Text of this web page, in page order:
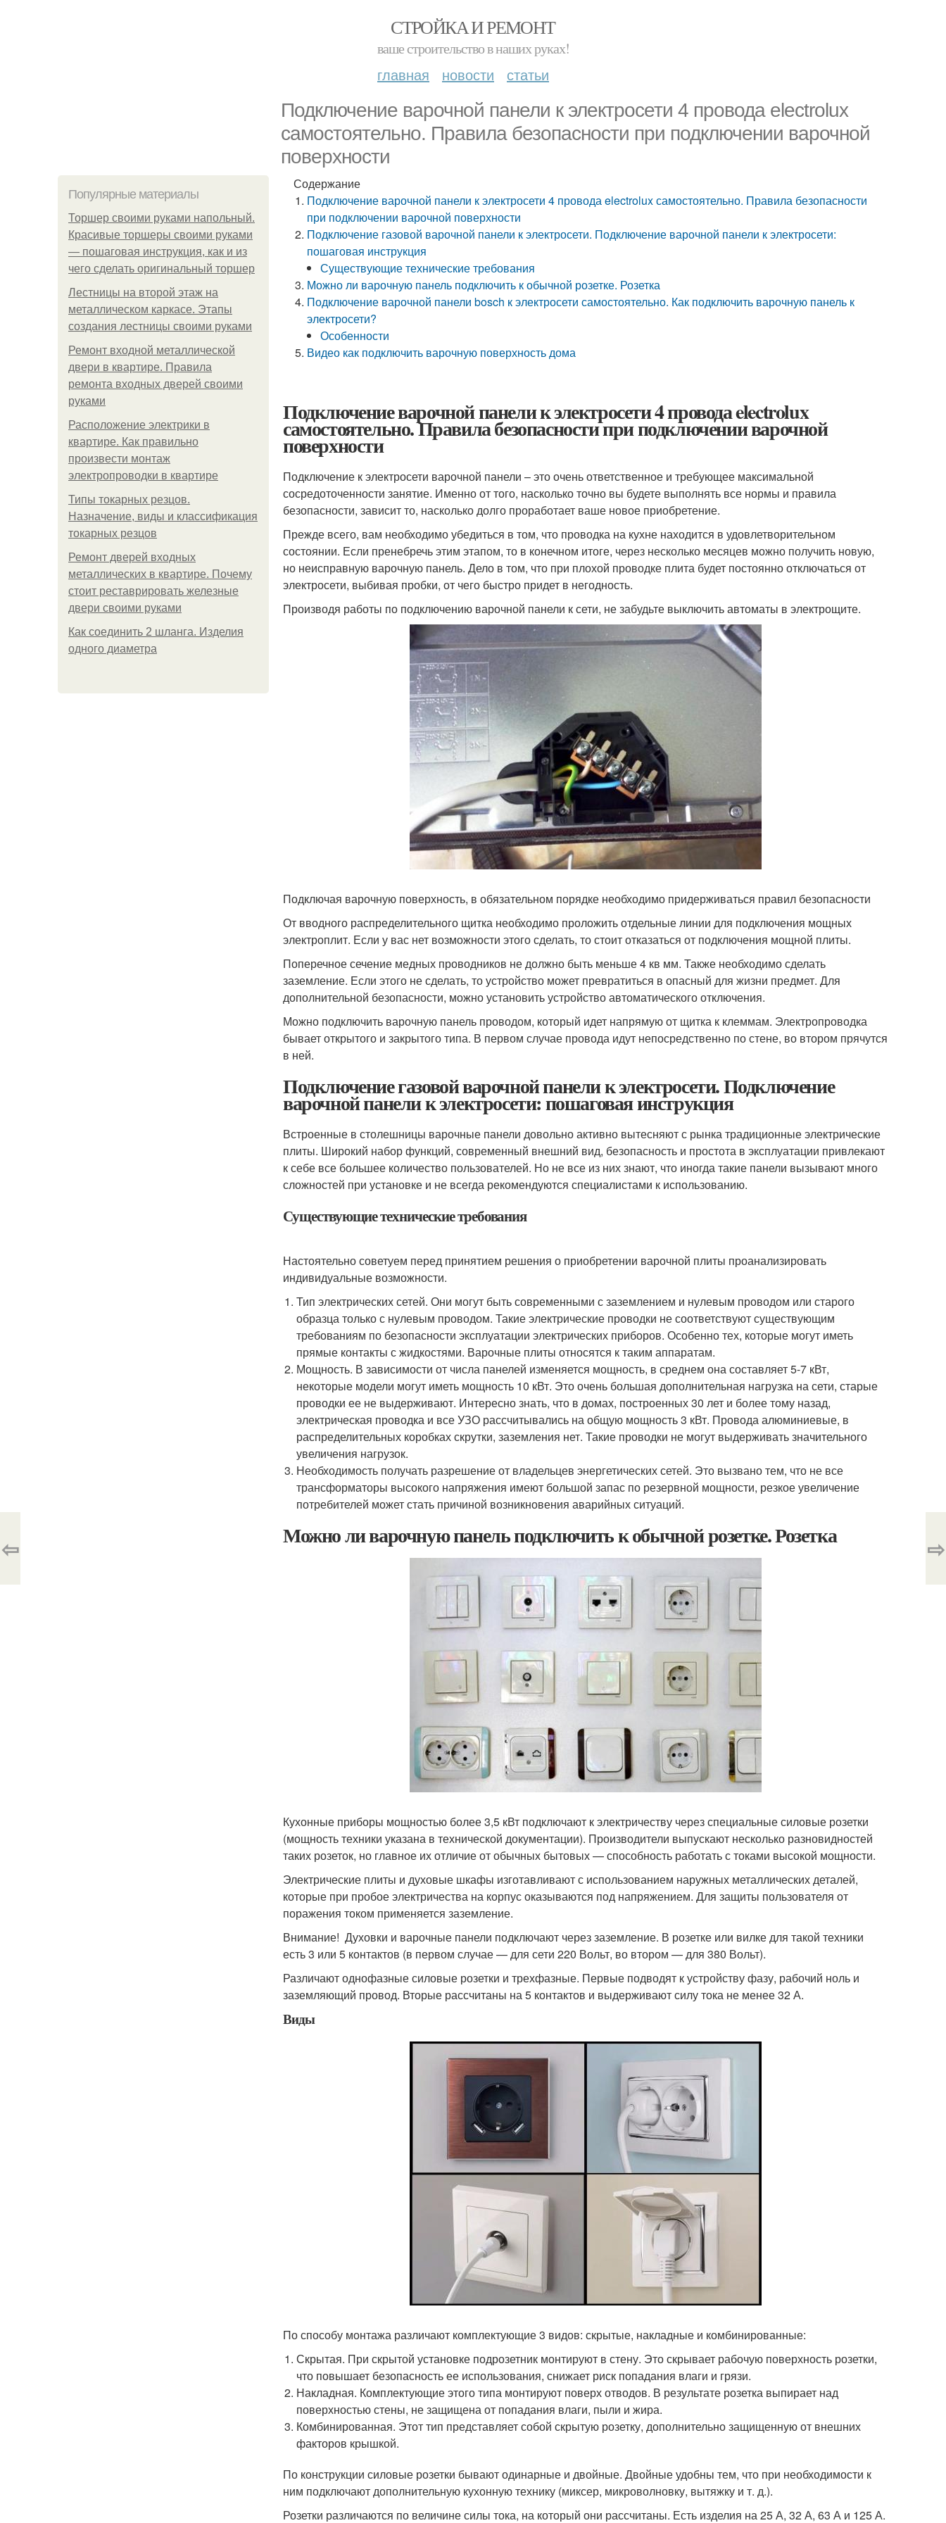
СТРОЙКА И РЕМОНТ
ваше строительство в наших руках!
главная новости статьи
Подключение варочной панели к электросети 4 провода electrolux
самостоятельно. Правила безопасности при подключении варочной
поверхности
Популярные материалы
Торшер своими руками напольный.
Красивые торшеры своими руками
— пошаговая инструкция, как и из
чего сделать оригинальный торшер
Лестницы на второй этаж на
металлическом каркасе. Этапы
создания лестницы своими руками
Ремонт входной металлической
двери в квартире. Правила
ремонта входных дверей своими
руками
Расположение электрики в
квартире. Как правильно
произвести монтаж
электропроводки в квартире
Типы токарных резцов.
Назначение, виды и классификация
токарных резцов
Ремонт дверей входных
металлических в квартире. Почему
стоит реставрировать железные
двери своими руками
Как соединить 2 шланга. Изделия
одного диаметра
Содержание
Подключение варочной панели к электросети 4 провода electrolux самостоятельно. Правила безопасности
при подключении варочной поверхности
Подключение газовой варочной панели к электросети. Подключение варочной панели к электросети:
пошаговая инструкция
Существующие технические требования
Можно ли варочную панель подключить к обычной розетке. Розетка
Подключение варочной панели bosch к электросети самостоятельно. Как подключить варочную панель к
электросети?
Особенности
Видео как подключить варочную поверхность дома
Подключение варочной панели к электросети 4 провода electrolux
самостоятельно. Правила безопасности при подключении варочной
поверхности
Подключение к электросети варочной панели – это очень ответственное и требующее максимальной
сосредоточенности занятие. Именно от того, насколько точно вы будете выполнять все нормы и правила
безопасности, зависит то, насколько долго проработает ваше новое приобретение.
Прежде всего, вам необходимо убедиться в том, что проводка на кухне находится в удовлетворительном
состоянии. Если пренебречь этим этапом, то в конечном итоге, через несколько месяцев можно получить новую,
но неисправную варочную панель. Дело в том, что при плохой проводке плита будет постоянно отключаться от
электросети, выбивая пробки, от чего быстро придет в негодность.
Производя работы по подключению варочной панели к сети, не забудьте выключить автоматы в электрощите.
Подключая варочную поверхность, в обязательном порядке необходимо придерживаться правил безопасности
От вводного распределительного щитка необходимо проложить отдельные линии для подключения мощных
электроплит. Если у вас нет возможности этого сделать, то стоит отказаться от подключения мощной плиты.
Поперечное сечение медных проводников не должно быть меньше 4 кв мм. Также необходимо сделать
заземление. Если этого не сделать, то устройство может превратиться в опасный для жизни предмет. Для
дополнительной безопасности, можно установить устройство автоматического отключения.
Можно подключить варочную панель проводом, который идет напрямую от щитка к клеммам. Электропроводка
бывает открытого и закрытого типа. В первом случае провода идут непосредственно по стене, во втором прячутся
в ней.
Подключение газовой варочной панели к электросети. Подключение
варочной панели к электросети: пошаговая инструкция
Встроенные в столешницы варочные панели довольно активно вытесняют с рынка традиционные электрические
плиты. Широкий набор функций, современный внешний вид, безопасность и простота в эксплуатации привлекают
к себе все большее количество пользователей. Но не все из них знают, что иногда такие панели вызывают много
сложностей при установке и не всегда рекомендуются специалистами к использованию.
Существующие технические требования
Настоятельно советуем перед принятием решения о приобретении варочной плиты проанализировать
индивидуальные возможности.
Тип электрических сетей. Они могут быть современными с заземлением и нулевым проводом или старого
образца только с нулевым проводом. Такие электрические проводки не соответствуют существующим
требованиям по безопасности эксплуатации электрических приборов. Особенно тех, которые могут иметь
прямые контакты с жидкостями. Варочные плиты относятся к таким аппаратам.
Мощность. В зависимости от числа панелей изменяется мощность, в среднем она составляет 5-7 кВт,
некоторые модели могут иметь мощность 10 кВт. Это очень большая дополнительная нагрузка на сети, старые
проводки ее не выдерживают. Интересно знать, что в домах, построенных 30 лет и более тому назад,
электрическая проводка и все УЗО рассчитывались на общую мощность 3 кВт. Провода алюминиевые, в
распределительных коробках скрутки, заземления нет. Такие проводки не могут выдерживать значительного
увеличения нагрузок.
Необходимость получать разрешение от владельцев энергетических сетей. Это вызвано тем, что не все
трансформаторы высокого напряжения имеют большой запас по резервной мощности, резкое увеличение
потребителей может стать причиной возникновения аварийных ситуаций.
Можно ли варочную панель подключить к обычной розетке. Розетка
Кухонные приборы мощностью более 3,5 кВт подключают к электричеству через специальные силовые розетки
(мощность техники указана в технической документации). Производители выпускают несколько разновидностей
таких розеток, но главное их отличие от обычных бытовых — способность работать с токами высокой мощности.
Электрические плиты и духовые шкафы изготавливают с использованием наружных металлических деталей,
которые при пробое электричества на корпус оказываются под напряжением. Для защиты пользователя от
поражения током применяется заземление.
Внимание! Духовки и варочные панели подключают через заземление. В розетке или вилке для такой техники
есть 3 или 5 контактов (в первом случае — для сети 220 Вольт, во втором — для 380 Вольт).
Различают однофазные силовые розетки и трехфазные. Первые подводят к устройству фазу, рабочий ноль и
заземляющий провод. Вторые рассчитаны на 5 контактов и выдерживают силу тока не менее 32 А.
Виды
По способу монтажа различают комплектующие 3 видов: скрытые, накладные и комбинированные:
Скрытая. При скрытой установке подрозетник монтируют в стену. Это скрывает рабочую поверхность розетки,
что повышает безопасность ее использования, снижает риск попадания влаги и грязи.
Накладная. Комплектующие этого типа монтируют поверх отводов. В результате розетка выпирает над
поверхностью стены, не защищена от попадания влаги, пыли и жира.
Комбинированная. Этот тип представляет собой скрытую розетку, дополнительно защищенную от внешних
факторов крышкой.
По конструкции силовые розетки бывают одинарные и двойные. Двойные удобны тем, что при необходимости к
ним подключают дополнительную кухонную технику (миксер, микроволновку, вытяжку и т. д.).
Розетки различаются по величине силы тока, на который они рассчитаны. Есть изделия на 25 А, 32 А, 63 А и 125 А.
⇦ ⇨